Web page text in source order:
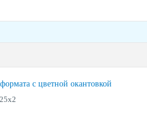
с цветной окантовкой